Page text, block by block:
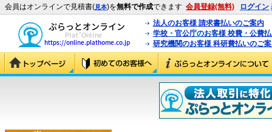
会員はオンラインで見積書(見本)を無料で作成できます 会員登録(無料) ログイン
法人のお客様 請求書払いのご案内
学校・官公庁のお客様 校費・公費
研究機関のお客様 科研費払いのご